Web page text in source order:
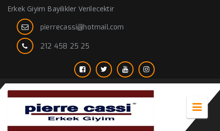
Erkek Giyim Bayilikler Verilecektir
pierrecassi@hotmail.com
212 458 25 25